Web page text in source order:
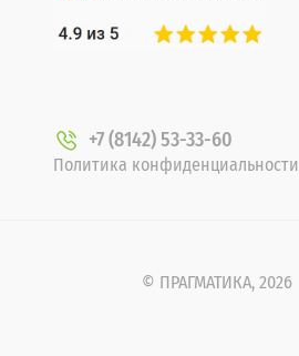
+7 (8142) 53-33-60
Политика конфиденциальности
© ПРАГМАТИКА, 2026